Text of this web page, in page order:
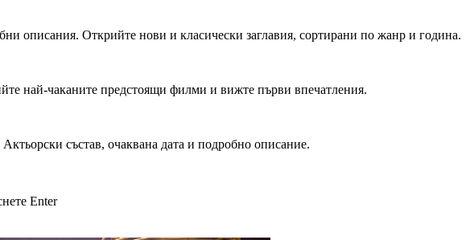
описания. Открийте нови и класически заглавия, сортирани по жанр и година.
най-чаканите предстоящи филми и вижте първи впечатления.
състав, очаквана дата и подробно описание.
Enter